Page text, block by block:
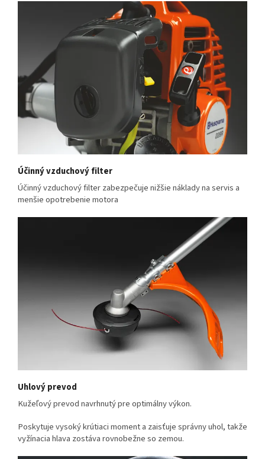
Účinný vzduchový filter
Účinný vzduchový filter zabezpečuje nižšie náklady na servis a
menšie opotrebenie motora
Uhlový prevod
Kužeľový prevod navrhnutý pre optimálny výkon.
Poskytuje vysoký krútiaci moment a zaisťuje správny uhol, takže
vyžínacia hlava zostáva rovnobežne so zemou.